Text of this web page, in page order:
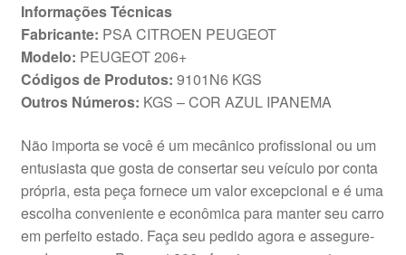
Informações Técnicas
Fabricante: PSA CITROEN PEUGEOT
Modelo: PEUGEOT 206+
Códigos de Produtos: 9101N6 KGS
Outros Números: KGS – COR AZUL IPANEMA
Não importa se você é um mecânico profissional ou um
entusiasta que gosta de consertar seu veículo por conta
própria, esta peça fornece um valor excepcional e é uma
escolha conveniente e econômica para manter seu carro
em perfeito estado. Faça seu pedido agora e assegure-